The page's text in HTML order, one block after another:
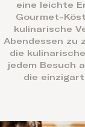
eine leichte
Gourmet-
kulinarische
Abendessen zu
die
jedem Besuch
die